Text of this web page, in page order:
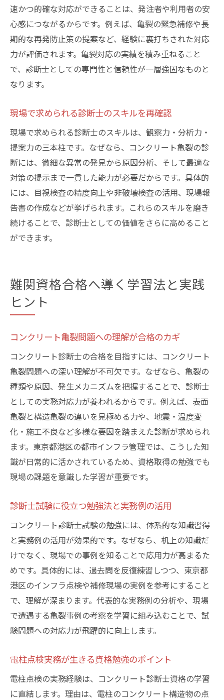
速かつ的確な対応ができることは、発注者や利用者の安
心感につながるからです。例えば、亀裂の緊急補修や長
期的な再発防止策の提案など、経験に裏打ちされた対応
力が評価されます。亀裂対応の実績を積み重ねること
で、診断士としての専門性と信頼性が一層強固なものと
なります。
現場で求められる診断士のスキルを再確認
現場で求められる診断士のスキルは、観察力・分析力・
提案力の三本柱です。なぜなら、コンクリート亀裂の診
断には、微細な異常の発見から原因分析、そして最適な
対策の提示まで一貫した能力が必要だからです。具体的
には、目視検査の精度向上や非破壊検査の活用、現場報
告書の作成などが挙げられます。これらのスキルを磨き
続けることで、診断士としての価値をさらに高めること
ができます。
難関資格合格へ導く学習法と実践
ヒント
コンクリート亀裂問題への理解が合格のカギ
コンクリート診断士の合格を目指すには、コンクリート
亀裂問題への深い理解が不可欠です。なぜなら、亀裂の
種類や原因、発生メカニズムを把握することで、診断士
としての実務対応力が養われるからです。例えば、表面
亀裂と構造亀裂の違いを見極める力や、地震・温度変
化・施工不良など多様な要因を踏まえた診断が求められ
ます。東京都港区の都市インフラ管理では、こうした知
識が日常的に活かされているため、資格取得の勉強でも
現場の課題を意識した学習が重要です。
診断士試験に役立つ勉強法と実務例の活用
コンクリート診断士試験の勉強には、体系的な知識習得
と実務例の活用が効果的です。なぜなら、机上の知識だ
けでなく、現場での事例を知ることで応用力が高まるた
めです。具体的には、過去問を反復練習しつつ、東京都
港区のインフラ点検や補修現場の実例を参考にすること
で、理解が深まります。代表的な実務例の分析や、現場
で遭遇する亀裂事例の考察を学習に組み込むことで、試
験問題への対応力が飛躍的に向上します。
電柱点検実務が生きる資格勉強のポイント
電柱点検の実務経験は、コンクリート診断士資格の学習
に直結します。理由は、電柱のコンクリート構造物の点